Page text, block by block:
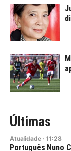
Últimas
Atualidade · 11:28
Português Nuno